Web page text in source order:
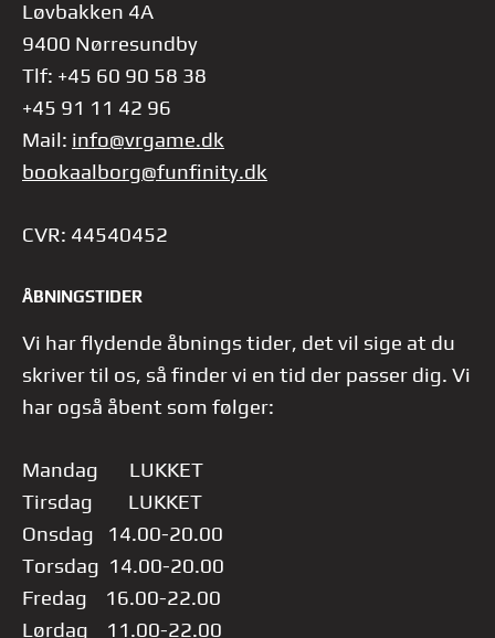
Løvbakken 4A
9400 Nørresundby
Tlf: +45 60 90 58 38
+45 91 11 42 96
Mail: info@vrgame.dk
bookaalborg@funfinity.dk
CVR: 44540452
ÅBNINGSTIDER
Vi har flydende åbnings tider, det vil sige at du
skriver til os, så finder vi en tid der passer dig. Vi
har også åbent som følger:
Mandag LUKKET
Tirsdag LUKKET
Onsdag 14.00-20.00
Torsdag 14.00-20.00
Fredag 16.00-22.00
Lørdag 11.00-22.00